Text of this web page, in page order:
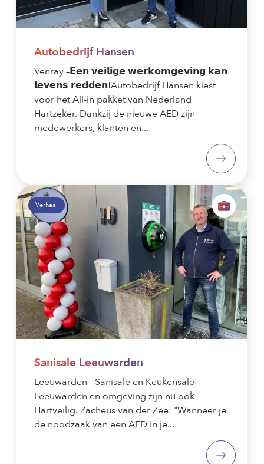
Autobedrijf Hansen
Venray –𝗘𝗲𝗻 𝘃𝗲𝗶𝗹𝗶𝗴𝗲 𝘄𝗲𝗿𝗸𝗼𝗺𝗴𝗲𝘃𝗶𝗻𝗴 𝗸𝗮𝗻
𝗹𝗲𝘃𝗲𝗻𝘀 𝗿𝗲𝗱𝗱𝗲𝗻!Autobedrijf Hansen kiest
voor het All-in pakket van Nederland
Hartzeker. Dankzij de nieuwe AED zijn
medewerkers, klanten en...
Verhaal
Sanisale Leeuwarden
Leeuwarden - Sanisale en Keukensale
Leeuwarden en omgeving zijn nu ook
Hartveilig. Zacheus van der Zee: "Wanneer je
de noodzaak van een AED in je...